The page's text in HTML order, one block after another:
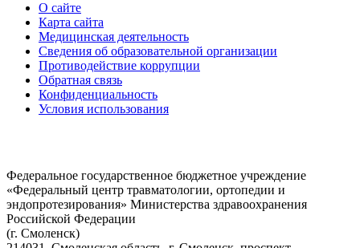
О сайте
Карта сайта
Медицинская деятельность
Сведения об образовательной организации
Противодействие коррупции
Обратная связь
Конфиденциальность
Условия использования
Федеральное государственное бюджетное учреждение
«Федеральный центр травматологии, ортопедии и
эндопротезирования» Министерства здравоохранения
Российской Федерации
(г. Смоленск)